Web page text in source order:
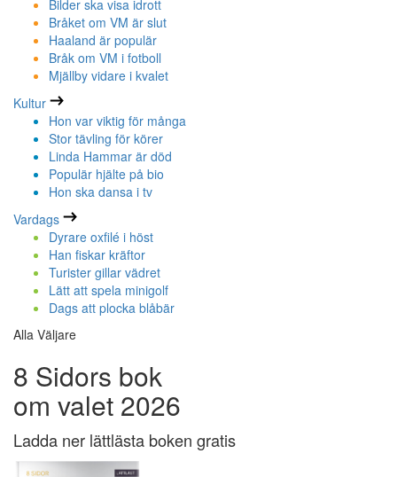
Bilder ska visa idrott
Bråket om VM är slut
Haaland är populär
Bråk om VM i fotboll
Mjällby vidare i kvalet
Kultur
Hon var viktig för många
Stor tävling för körer
Linda Hammar är död
Populär hjälte på bio
Hon ska dansa i tv
Vardags
Dyrare oxfilé i höst
Han fiskar kräftor
Turister gillar vädret
Lätt att spela minigolf
Dags att plocka blåbär
Alla Väljare
8 Sidors bok
om valet 2026
Ladda ner lättlästa boken gratis